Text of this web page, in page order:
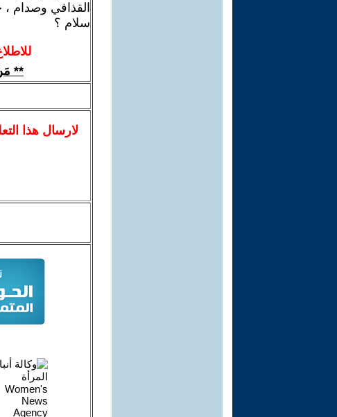
القذافي وصدام ،
سلام ؟
**
لارسالهذا